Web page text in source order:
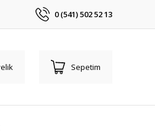
0 (541) 502 52 13
Sepetim